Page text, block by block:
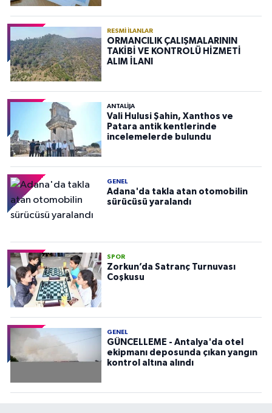
RESMI İLANLAR
ORMANCILIK ÇALIŞMALARININ
TAKİBİ VE KONTROLÜ HİZMETİ
ALIM İLANI
ANTALIJA
Vali Hulusi Şahin, Xanthos ve
Patara antik kentlerinde
incelemelerde bulundu
GENEL
Adana'da takla atan otomobilin
sürücüsü yaralandı
SPOR
Zorkun’da Satranç Turnuvası
Coşkusu
GENEL
GÜNCELLEME - Antalya'da otel
ekipmanı deposunda çıkan yangın
kontrol altına alındı